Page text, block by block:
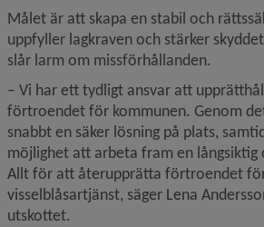
Målet är att skapa en stabil och
uppfyller lagkraven och stärker
slår larm om missförhållanden.
– Vi har ett tydligt ansvar att
förtroendet för kommunen. Genom
snabbt en säker lösning på plats,
möjlighet att arbeta fram en långsiktig
Allt för att återupprätta förtroendet
visselblåsartjänst, säger Lena
utskottet.